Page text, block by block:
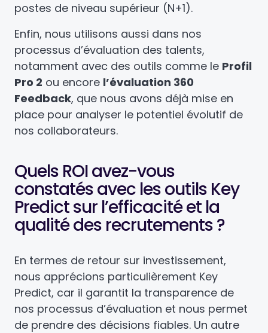
postes de niveau supérieur (N+1).
Enfin, nous utilisons aussi dans nos
processus d’évaluation des talents,
notamment avec des outils comme le Profil
Pro 2 ou encore l’évaluation 360
Feedback, que nous avons déjà mise en
place pour analyser le potentiel évolutif de
nos collaborateurs.
Quels ROI avez-vous
constatés avec les outils Key
Predict sur l’efficacité et la
qualité des recrutements ?
En termes de retour sur investissement,
nous apprécions particulièrement Key
Predict, car il garantit la transparence de
nos processus d’évaluation et nous permet
de prendre des décisions fiables. Un autre